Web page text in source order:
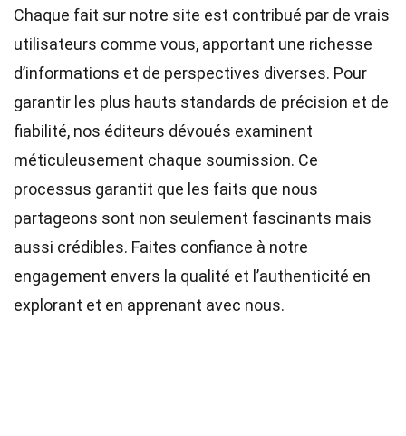
Chaque fait sur notre site est contribué par de vrais
utilisateurs comme vous, apportant une richesse
d’informations et de perspectives diverses. Pour
garantir les plus hauts standards de précision et de
fiabilité, nos éditeurs dévoués examinent
méticuleusement chaque soumission. Ce
processus garantit que les faits que nous
partageons sont non seulement fascinants mais
aussi crédibles. Faites confiance à notre
engagement envers la qualité et l’authenticité en
explorant et en apprenant avec nous.